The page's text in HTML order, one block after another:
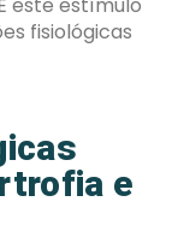
fisiológicas
e